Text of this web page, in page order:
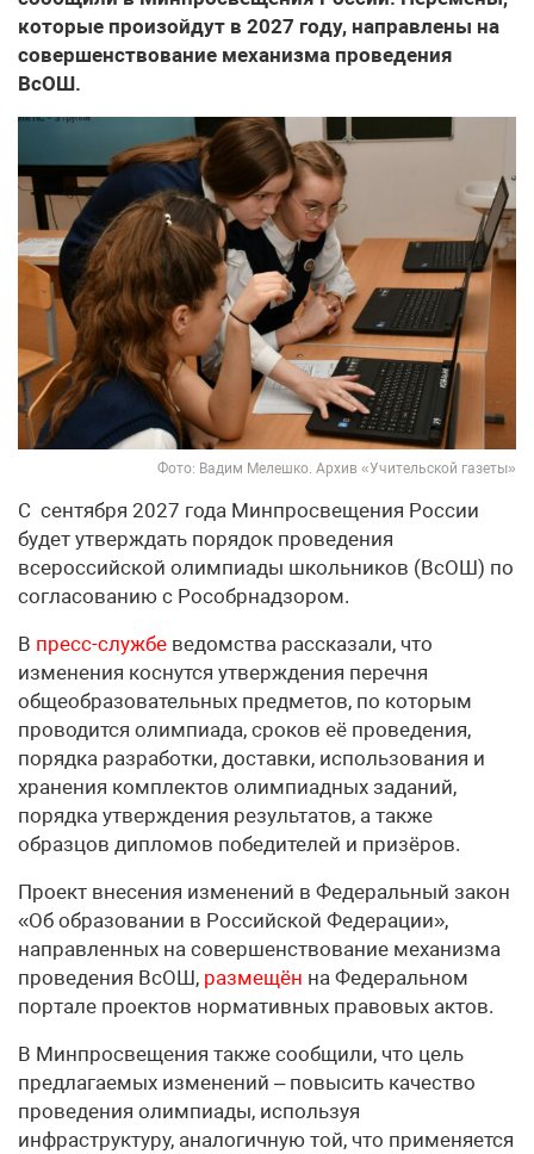
которые произойдут в 2027 году, направлены на
совершенствование механизма проведения
ВсОШ.
Фото: Вадим Мелешко. Архив «Учительской газеты»
С сентября 2027 года Минпросвещения России
будет утверждать порядок проведения
всероссийской олимпиады школьников (ВсОШ) по
согласованию с Рособрнадзором.
В пресс-службе ведомства рассказали, что
изменения коснутся утверждения перечня
общеобразовательных предметов, по которым
проводится олимпиада, сроков её проведения,
порядка разработки, доставки, использования и
хранения комплектов олимпиадных заданий,
порядка утверждения результатов, а также
образцов дипломов победителей и призёров.
Проект внесения изменений в Федеральный закон
«Об образовании в Российской Федерации»,
направленных на совершенствование механизма
проведения ВсОШ, размещён на Федеральном
портале проектов нормативных правовых актов.
В Минпросвещения также сообщили, что цель
предлагаемых изменений – повысить качество
проведения олимпиады, используя
инфраструктуру, аналогичную той, что применяется